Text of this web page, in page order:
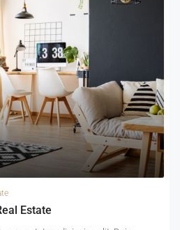
Estate